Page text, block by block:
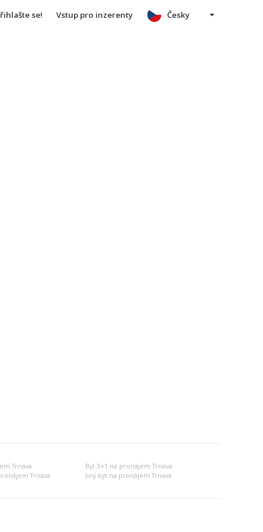
se! Vstup pro inzerenty Česky
Trnava
Byt 3+1 na pronájem Trnava
Trnava Jiný byt na pronájem Trnava